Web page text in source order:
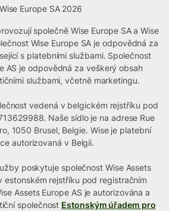
Europe SA 2026
společně Wise Europe SA a Wise
Wise Europe SA je odpovědná za
s platebními službami. Společnost
AS je odpovědná za veškerý obsah
službami, včetně marketingu.
vedená v belgickém rejstříku pod
Naše sídlo je na adrese Rue
1050 Brusel, Belgie. Wise je platební
autorizovaná v Belgii.
poskytuje společnost Wise Assets
estonském rejstříku pod registračním
Assets Europe AS je autorizována a
společnost Estonským úřadem pro